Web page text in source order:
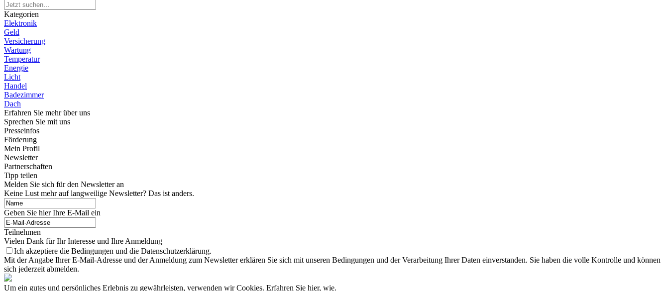
Kategorien
Elektronik
Geld
Versicherung
Wartung
Temperatur
Energie
Licht
Handel
Badezimmer
Dach
Erfahren Sie mehr über uns
Sprechen Sie mit uns
Presseinfos
Förderung
Mein Profil
Newsletter
Partnerschaften
Tipp teilen
Melden Sie sich für den Newsletter an
Keine Lust mehr auf langweilige Newsletter? Das ist anders.
Geben Sie hier Ihre E-Mail ein
Teilnehmen
Vielen Dank für Ihr Interesse und Ihre Anmeldung
Ich akzeptiere die Bedingungen und die Datenschutzerklärung.
Mit der Angabe Ihrer E-Mail-Adresse und der Anmeldung zum Newsletter erklären Sie sich mit unseren Bedingungen und der Verarbeitung Ihrer Daten einverstanden. Sie haben die volle Kontrolle und können
sich jederzeit abmelden.
Um ein gutes und persönliches Erlebnis zu gewährleisten, verwenden wir Cookies. Erfahren Sie hier, wie.